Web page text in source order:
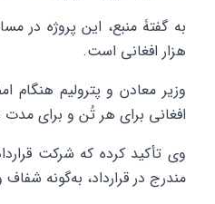
هزار افغانی است.
افغانی برای هر تُن و برای مدت 15 سال منعقد شده‌است.
وی تأکید کرده که شرکت
مندرج در قرارداد، به‌گونه شفاف